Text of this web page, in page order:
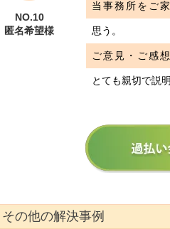
NO.10
匿名希望様
当事務所をご
思う。
ご意見・ご感
とても親切で説
その他の解決事例